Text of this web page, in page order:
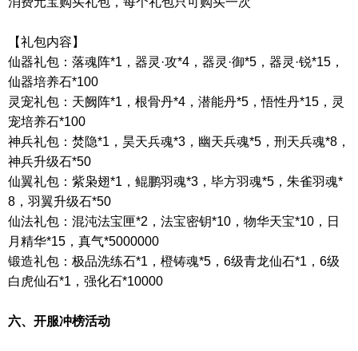
【礼包内容】
仙器礼包：落魂阵*1 ，器灵·攻*4 ，器灵·御*5 ，器灵·锐*15 ，
仙器培养石*100
灵宠礼包：天阙阵*1 ，根骨丹*4 ，潜能丹*5 ，悟性丹*15 ，灵
宠培养石*100
神兵礼包：焚隐*1 ，昊天兵魂*3 ，幽天兵魂*5 ，刑天兵魂*8 ，
神兵升级石*50
仙翼礼包：紫枭翅*1 ，鲲鹏羽魂*3 ，毕方羽魂*5 ，朱雀羽魂*
8 ，羽翼升级石*50
仙法礼包：混沌法宝匣*2 ，法宝密钥*10 ，物华天宝*10 ，日
月精华*15 ，真气*5000000
锻造礼包：极品洗练石*1 ，橙铸魂*5 ， 6级青龙仙石*1 ， 6级
白虎仙石*1 ，强化石*10000
六、开服冲榜活动